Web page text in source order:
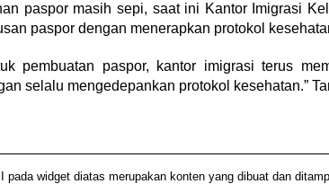
paspor masih sepi, saat ini Kantor Imigrasi
paspor dengan menerapkan protokol
pembuatan paspor, kantor imigrasi terus
selalu mengedepankan protokol kesehatan.”
pada widget diatas merupakan konten yang dibuat dan